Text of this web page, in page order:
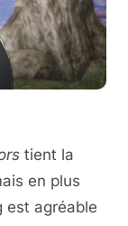
tient la
en plus
est agréable